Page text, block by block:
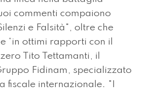
commenti compaiono
e Falsità", oltre che
“in ottimi rapporti con il
Tito Tettamanti, il
Fidinam, specializzato
fiscale internazionale. "I